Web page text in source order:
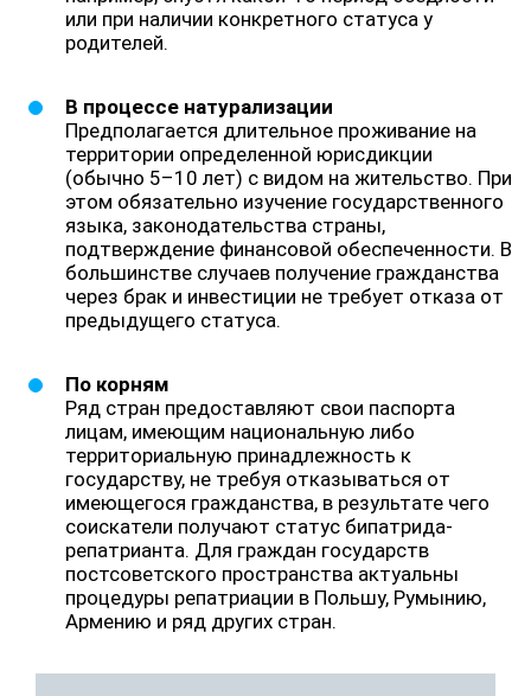
или при наличии конкретного статуса у
родителей.
В процессе натурализации
Предполагается длительное проживание на
территории определенной юрисдикции
(обычно 5–10 лет) с видом на жительство. При
этом обязательно изучение государственного
языка, законодательства страны,
подтверждение финансовой обеспеченности. В
большинстве случаев получение гражданства
через брак и инвестиции не требует отказа от
предыдущего статуса.
По корням
Ряд стран предоставляют свои паспорта
лицам, имеющим национальную либо
территориальную принадлежность к
государству, не требуя отказываться от
имеющегося гражданства, в результате чего
соискатели получают статус бипатрида-
репатрианта. Для граждан государств
постсоветского пространства актуальны
процедуры репатриации в Польшу, Румынию,
Армению и ряд других стран.